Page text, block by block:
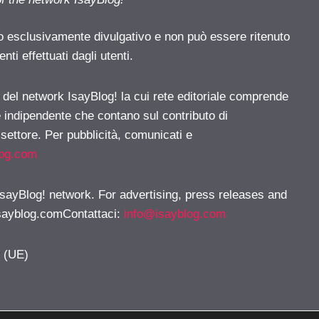
esclusivamente divulgativo e non può essere ritenuto
effettuati dagli utenti.
del network IsayBlog! la cui rete editoriale comprende
che contano sul contributo di
Per pubblicità, comunicati e
network. For advertising, press releases and
: info@isayblog.com
(UE)